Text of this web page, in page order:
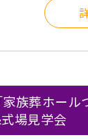
家族葬ホール
場見学会